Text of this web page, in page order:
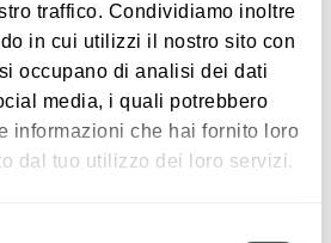
traffico. Condividiamo inoltre
in cui utilizzi il nostro sito con
occupano di analisi dei dati
media, i quali potrebbero
informazioni che hai fornito loro
dal tuo utilizzo dei loro servizi.
privato - parcheggio
- locale storico – Carta dei vini -